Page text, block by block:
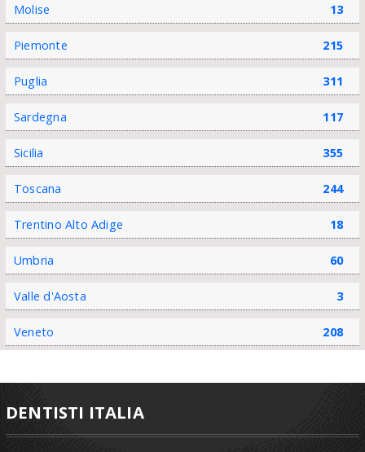
Molise 13
Piemonte 215
Puglia 311
Sardegna 117
Sicilia 355
Toscana 244
Trentino Alto Adige 18
Umbria 60
Valle d'Aosta 3
Veneto 208
DENTISTI ITALIA